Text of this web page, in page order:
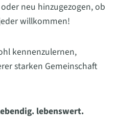
neu hinzugezogen, ob
willkommen!
kennenzulernen,
starken Gemeinschaft
lebenswert.